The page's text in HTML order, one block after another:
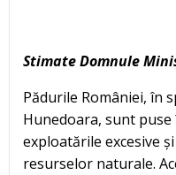
Stimate Domnule
Pădurile României, în
Hunedoara, sunt
exploatările excesive
resurselor naturale.